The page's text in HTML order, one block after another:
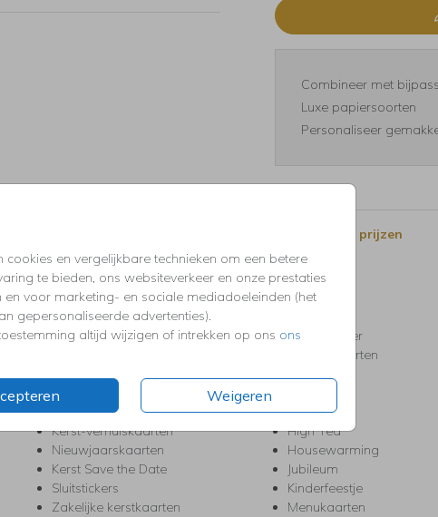
cookies en vergelijkbare technieken om een betere
te bieden, ons websiteverkeer en onze prestaties
en voor marketing- en sociale mediadoeleinden (het
gepersonaliseerde advertenties).
altijd wijzigen of intrekken op ons ons
Weigeren
Combineer met
Luxe papiersoorten
Personaliseer
Formaten en prijzen
KERST
Kerstkaarten
Kerstmenukaarten
Kerst trouwkaarten
Kerst-verhuiskaarten
Nieuwjaarskaarten
Kerst Save the Date
Sluitstickers
Zakelijke kerstkaarten
Babyshower
Bedankkaarten
Geslaagd
High Tea
Housewarming
Jubileum
Kinderfeestje
Menukaarten